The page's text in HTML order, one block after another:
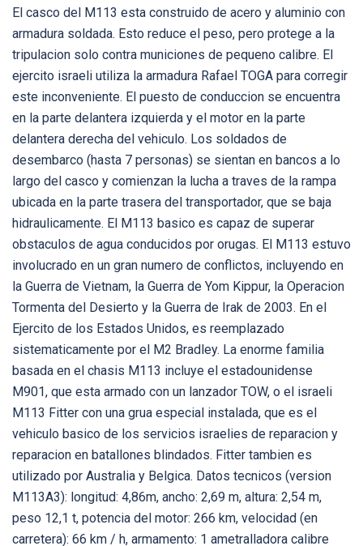
El casco del M113 esta construido de acero y aluminio con
armadura soldada. Esto reduce el peso, pero protege a la
tripulacion solo contra municiones de pequeno calibre. El
ejercito israeli utiliza la armadura Rafael TOGA para corregir
este inconveniente. El puesto de conduccion se encuentra
en la parte delantera izquierda y el motor en la parte
delantera derecha del vehiculo. Los soldados de
desembarco (hasta 7 personas) se sientan en bancos a lo
largo del casco y comienzan la lucha a traves de la rampa
ubicada en la parte trasera del transportador, que se baja
hidraulicamente. El M113 basico es capaz de superar
obstaculos de agua conducidos por orugas. El M113 estuvo
involucrado en un gran numero de conflictos, incluyendo en
la Guerra de Vietnam, la Guerra de Yom Kippur, la Operacion
Tormenta del Desierto y la Guerra de Irak de 2003. En el
Ejercito de los Estados Unidos, es reemplazado
sistematicamente por el M2 Bradley. La enorme familia
basada en el chasis M113 incluye el estadounidense
M901, que esta armado con un lanzador TOW, o el israeli
M113 Fitter con una grua especial instalada, que es el
vehiculo basico de los servicios israelies de reparacion y
reparacion en batallones blindados. Fitter tambien es
utilizado por Australia y Belgica. Datos tecnicos (version
M113A3): longitud: 4,86m, ancho: 2,69 m, altura: 2,54 m,
peso 12,1 t, potencia del motor: 266 km, velocidad (en
carretera): 66 km / h, armamento: 1 ametralladora calibre